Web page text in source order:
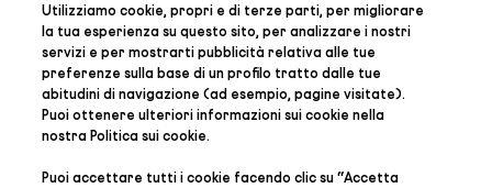
Utilizziamo cookie, propri e di terze parti, permigliorare
la tua esperienza su questo sito, per analizzare i nostri
servizi e per mostrarti pubblicità relativa alle tue
preferenze sulla base di un profilo tratto dalle tue
abitudini di navigazione (ad esempio, pagine visitate).
Puoi ottenere ulteriori informazioni sui cookie nella
nostraPolitica sui cookie.
Puoi accettare tutti i cookie facendo clic su “Accetta